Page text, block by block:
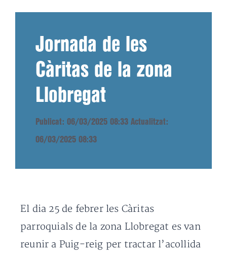
Jornada de les
Càritas de la zona
Llobregat
Publicat: 06/03/2025 08:33 Actualitzat:
06/03/2025 08:33
El dia 25 de febrer les Càritas
parroquials de la zona Llobregat es van
reunir a Puig-reig per tractar l’acollida